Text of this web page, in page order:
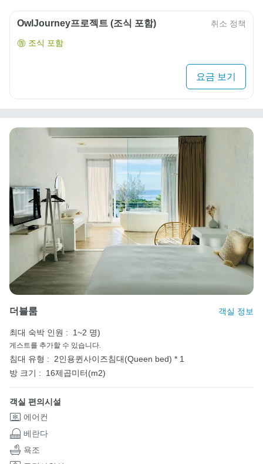
OwlJourney프로젝트 (조식 포함) 취소 정책
조식 포함
요금 보기
더블룸 객실 정보
최대 숙박 인원 : 1~2 명)
게스트를 추가할 수 있습니다.
침대 유형 : 2인용퀸사이즈침대(Queen bed) * 1
방 크기 :
16제곱미터(m2)
객실 편의시설
에어컨
베란다
욕조